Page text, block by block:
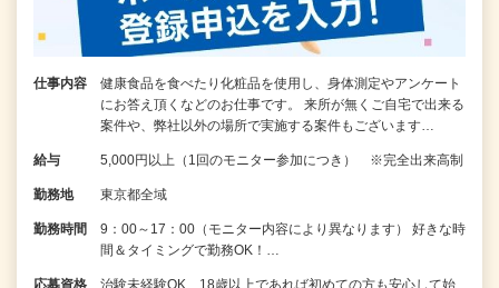
仕事内容
健康食品を食べたり化粧品を使用し、身体測定やアンケート
にお答え頂くなどのお仕事です。 来所が無くご自宅で出来る
案件や、弊社以外の場所で実施する案件もございます…
給与 5,000円以上（1回のモニター参加につき） ※完全出来高制
勤務地 東京都全域
勤務時間
9：00～17：00（モニター内容により異なります） 好きな時
間＆タイミングで勤務OK！…
応募資格
治験未経験OK 18歳以上であれば初めての方も安心して始